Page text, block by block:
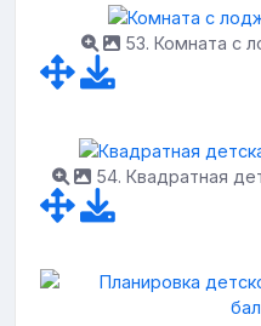
53. Комната с
54. Квадратная